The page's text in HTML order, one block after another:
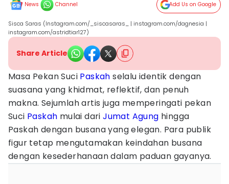
News Channel Add Us on Google
Sisca Saras (Instagram.com/_siscasaras_ | instagram.com/dagnesia |
instagram.com/astridtiar127)
Share Article
Masa Pekan Suci Paskahselalu identik dengan
suasana yang khidmat, reflektif, dan penuh
makna. Sejumlah artis juga memperingati pekan
Suci Paskah mulai dariJumat Agung hingga
Paskah dengan busana yang elegan. Para publik
figur tetap mengutamakan keindahan busana
dengan kesederhanaan dalam paduan gayanya.